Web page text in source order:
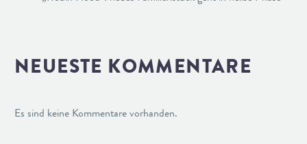
NEUESTE KOMMENTARE
Es sind keine Kommentare vorhanden.